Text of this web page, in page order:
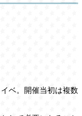
ベ。開催当初は複数